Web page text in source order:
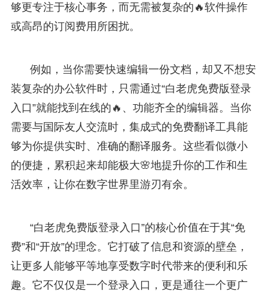
够更专注于核心事务，而无需被复杂的🔥软件操作
或高昂的订阅费用所困扰。
例如，当你需要快速编辑一份文档，却又不想安
装复杂的办公软件时，只需通过“白老虎免费版登录
入口”就能找到在线的🔥、功能齐全的编辑器。当你
需要与国际友人交流时，集成式的免费翻译工具能
够为你提供实时、准确的翻译服务。这些看似微小
的便捷，累积起来却能极大🌸地提升你的工作和生
活效率，让你在数字世界里游刃有余。
“白老虎免费版登录入口”的核心价值在于其“免
费”和“开放”的理念。它打破了信息和资源的壁垒，
让更多人能够平等地享受数字时代带来的便利和乐
趣。它不仅仅是一个登录入口，更是通往一个更广